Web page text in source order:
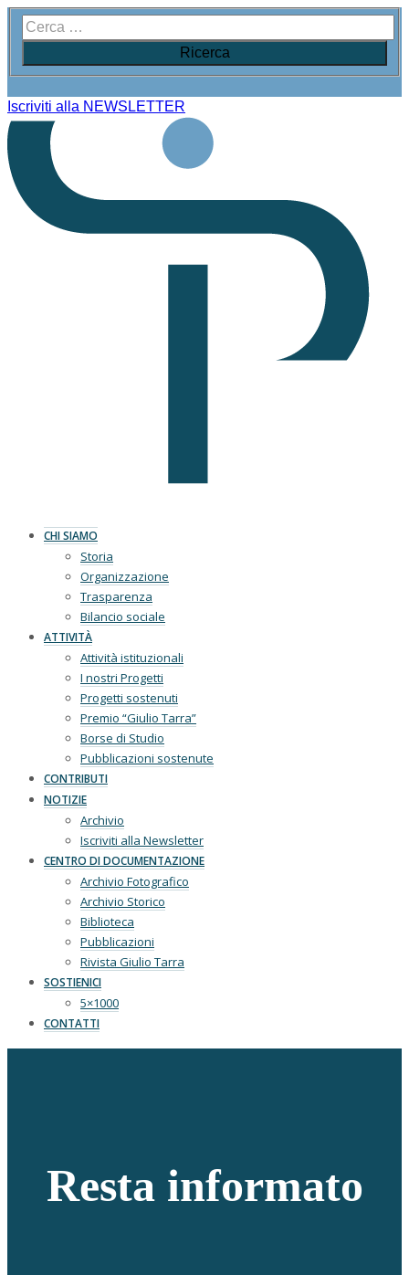
Iscriviti alla NEWSLETTER
CHI SIAMO
Storia
Organizzazione
Trasparenza
Bilancio sociale
ATTIVITÀ
Attività istituzionali
I nostri Progetti
Progetti sostenuti
Premio “Giulio Tarra”
Borse di Studio
Pubblicazioni sostenute
CONTRIBUTI
NOTIZIE
Archivio
Iscriviti alla Newsletter
CENTRO DI DOCUMENTAZIONE
Archivio Fotografico
Archivio Storico
Biblioteca
Pubblicazioni
Rivista Giulio Tarra
SOSTIENICI
5×1000
CONTATTI
Resta informato